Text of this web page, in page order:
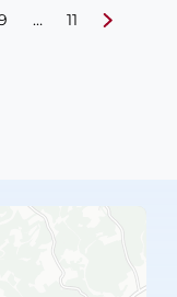
… 11